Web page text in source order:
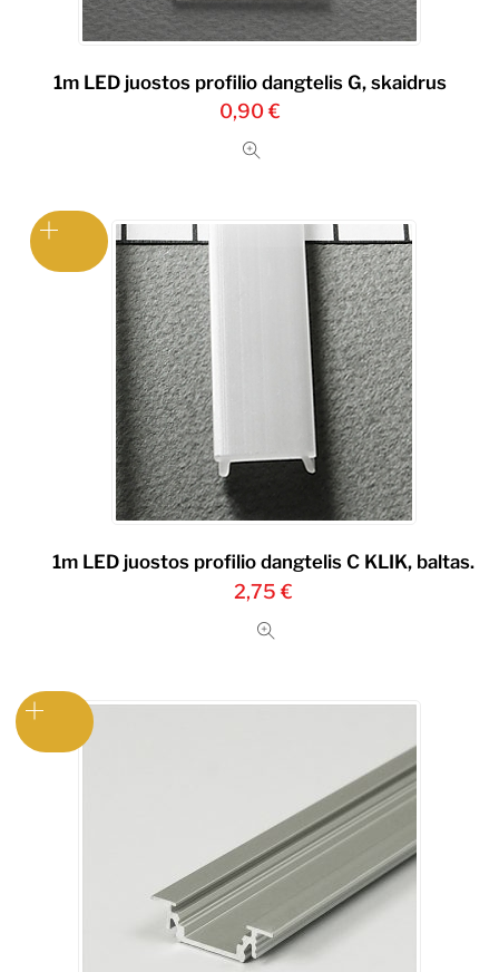
1m LED juostos profilio dangtelis G, skaidrus
0,90€
1m LED juostos profilio dangtelis C KLIK, baltas.
2,75€